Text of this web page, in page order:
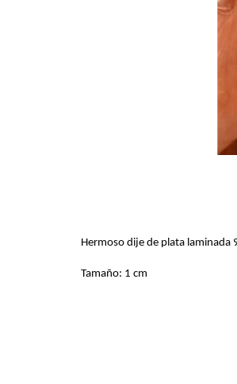
Hermoso dije de plata laminada
Tamaño: 1 cm